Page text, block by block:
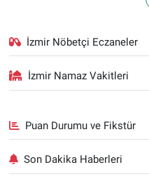
İzmir Nöbetçi Eczaneler
İzmir Namaz Vakitleri
Puan Durumu ve Fikstür
Son Dakika Haberleri